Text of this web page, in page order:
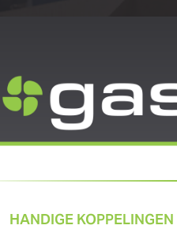
HANDIGE KOPPELINGEN